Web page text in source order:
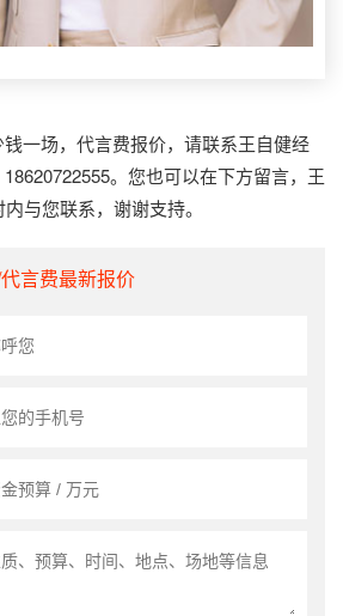
一场，代言费报价，请联系王自健经
。您也可以在下方留言，王
与您联系，谢谢支持。
言费最新报价